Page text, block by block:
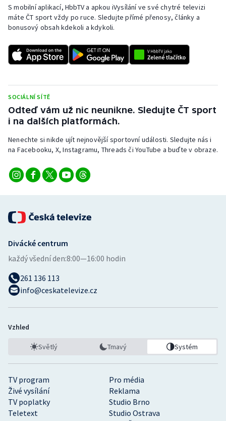
Veslování
Vodní slalom
Ostatní
S mobilní aplikací, HbbTV a apkou iVysílání ve své chytré televizi
máte ČT sport vždy po ruce. Sledujte přímé přenosy, články a
bonusový obsah kdekoli a kdykoli.
SOCIÁLNÍ SÍTĚ
Odteď vám už nic neunikne. Sledujte ČT sport
i na dalších platformách.
Nenechte si nikde ujít nejnovější sportovní události. Sledujte nás i
na Facebooku, X, Instagramu, Threads či YouTube a buďte v obraze.
TV program
Pro média
Živé vysílání
Reklama
TV poplatky
Studio Brno
Teletext
Studio Ostrava
Divácké centrum
každý všední den:8:00—16:00 hodin
261 136 113
info@ceskatelevize.cz
Vzhled
Světlý Tmavý Systém